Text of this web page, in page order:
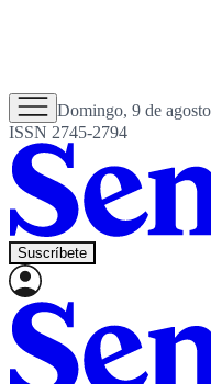
Domingo, 9 de
ISSN 2745-2794
Suscríbete